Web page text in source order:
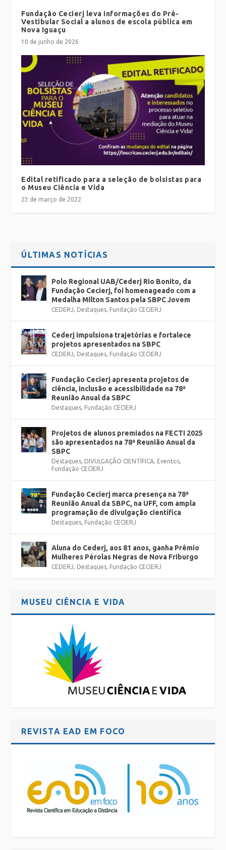
Fundação Cecierj leva informações do Pré-
Vestibular Social a alunos de escola pública em
Nova Iguaçu
10 de junho de 2026
Edital retificado para a seleção de bolsistas para
o Museu Ciência e Vida
23 de março de 2022
ÚLTIMAS NOTÍCIAS
Polo Regional UAB/Cederj Rio Bonito, da
Fundação Cecierj, foi homenageado com a
Medalha Milton Santos pela SBPC Jovem
CEDERJ, Destaques, Fundação CECIERJ
Cederj impulsiona trajetórias e fortalece
projetos apresentados na SBPC
CEDERJ, Destaques, Fundação CECIERJ
Fundação Cecierj apresenta projetos de
ciência, inclusão e acessibilidade na 78ª
Reunião Anual da SBPC
Destaques, Fundação CECIERJ
Projetos de alunos premiados na FECTI 2025
são apresentados na 78ª Reunião Anual da
SBPC
Destaques, DIVULGAÇÃO CIENTÍFICA, Eventos,
Fundação CECIERJ
Fundação Cecierj marca presença na 78ª
Reunião Anual da SBPC, na UFF, com ampla
programação de divulgação científica
Destaques, Fundação CECIERJ
Aluna do Cederj, aos 81 anos, ganha Prêmio
Mulheres Pérolas Negras de Nova Friburgo
CEDERJ, Destaques, Fundação CECIERJ
MUSEU CIÊNCIA E VIDA
REVISTA EAD EM FOCO